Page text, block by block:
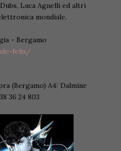
Luca Agnelli ed altri
mondiale.
- Bergamo
felix/
(Bergamo) A4: Dalmine
36 24 803